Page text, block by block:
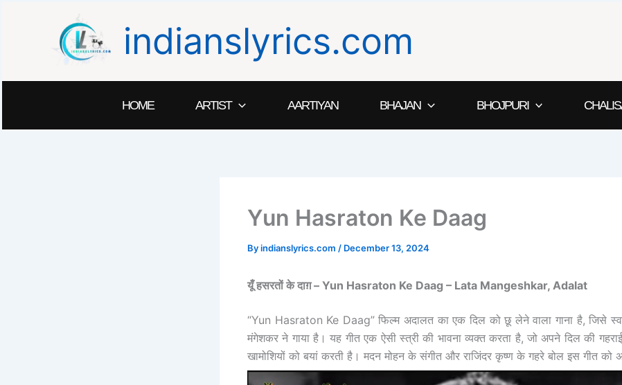
indianslyrics.com
HOME ARTIST AARTIYAN BHAJAN BHOJPURI
Yun Hasraton Ke Daag
Byindianslyrics.com / December 13, 2024
यूँ हसरतों के दाग़ – Yun Hasraton Ke Daag – Lata Mangeshkar, Adalat
“Yun Hasraton Ke Daag” फिल्म अदालत का एक दिल को छू लेने वाला गाना है, जिसे
मंगेशकर ने गाया है। यह गीत एक ऐसी स्त्री की भावना व्यक्त करता है, जो अपने दिल की
खामोशियों को बयां करती है। मदन मोहन के संगीत और राजिंदर कृष्ण के गहरे बोल इस गीत को